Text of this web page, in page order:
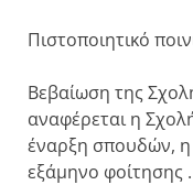
Πιστοποιητικό
Βεβαίωση της
αναφέρεται η
έναρξη σπουδών, η
εξάμηνο φοίτησης .